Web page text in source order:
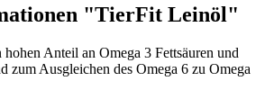
"TierFit Leinöl"
Anteil an Omega 3 Fettsäuren und
zum Ausgleichen des Omega 6 zu Omega